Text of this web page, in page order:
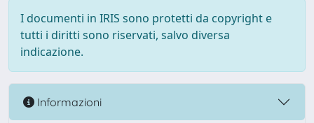
I documenti in IRIS sono protetti da copyright e
tutti i diritti sono riservati, salvo diversa
indicazione.
Informazioni